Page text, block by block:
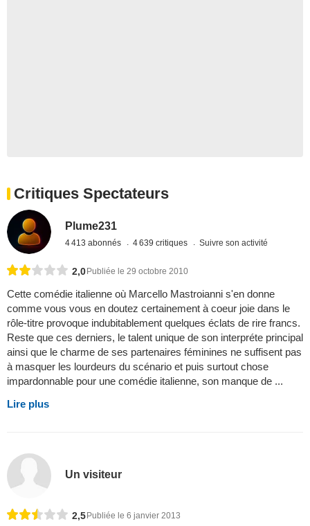
Critiques Spectateurs
Plume231
4 413 abonnés 4 639 critiques Suivre son activité
2,0 Publiée le 29 octobre 2010
Cette comédie italienne où Marcello Mastroianni s'en donne
comme vous vous en doutez certainement à coeur joie dans le
rôle-titre provoque indubitablement quelques éclats de rire francs.
Reste que ces derniers, le talent unique de son interpréte principal
ainsi que le charme de ses partenaires féminines ne suffisent pas
à masquer les lourdeurs du scénario et puis surtout chose
impardonnable pour une comédie italienne, son manque de ...
Lire plus
Un visiteur
2,5Publiée le 6 janvier 2013